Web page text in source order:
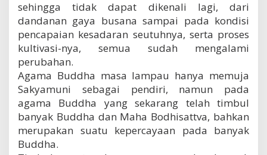
sehingga tidak dapat dikenali lagi, dari
dandanan gaya busana sampai pada kondisi
pencapaian kesadaran seutuhnya, serta proses
kultivasi-nya, semua sudah mengalami
perubahan.
Agama Buddha masa lampau hanya memuja
Sakyamuni sebagai pendiri, namun pada
agama Buddha yang sekarang telah timbul
banyak Buddha dan Maha Bodhisattva, bahkan
merupakan suatu kepercayaan pada banyak
Buddha.